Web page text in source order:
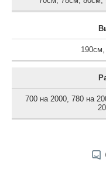
190см
700 на 2000 780 на